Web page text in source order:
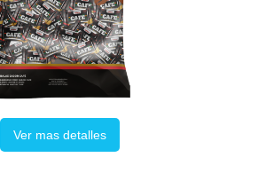
Ver mas detalles